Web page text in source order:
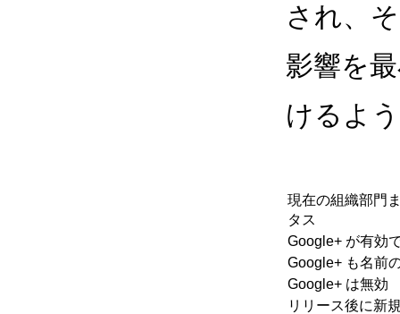
され、
影響を
けるよ
現在の組織部門
タス
Google+ が有効
Google+ も名前
Google+ は無効
リリース後に新